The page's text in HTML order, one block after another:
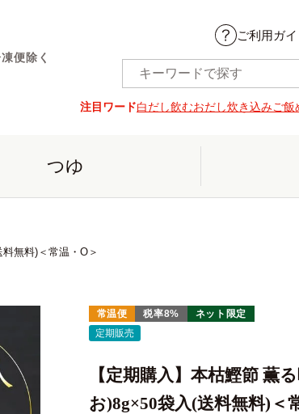
便除く
ご利用ガイ
注目ワード白だし飲むおだし炊き込みご飯
つゆ
無料)＜常温・O＞
常温便 税率8%
ネット限定
定期販売
【定期購入】本枯鰹節 薫
お)8g×50袋入(送料無料)＜